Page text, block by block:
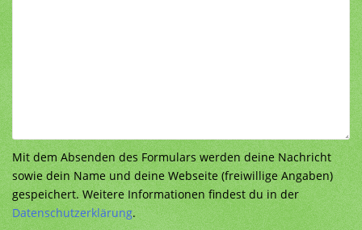
Mit dem Absenden des Formulars werden deine Nachricht
sowie dein Name und deine Webseite (freiwillige Angaben)
gespeichert. Weitere Informationen findest du in der
Datenschutzerklärung.